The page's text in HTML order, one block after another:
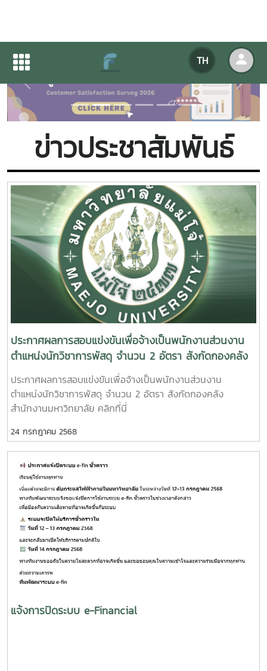
TH
Previous
Next
ข่าวประชาสัมพันธ์
ประกาศผลการสอบแข่งขันเพื่อจ้างเป็นพนักงานส่วนงาน
ตำแหน่งนักวิชาการพัสดุ จำนวน 2 อัตรา สังกัดกองคลัง
สำนักงานมหาวิทยาลัย
ประกาศผลการสอบแข่งขันเพื่อจ้างเป็นพนักงานส่วนงาน
ตำแหน่งนักวิชาการพัสดุ จำนวน 2 อัตรา สังกัดกองคลัง
สำนักงานมหาวิทยาลัย คลิกที่นี่
24 กรกฎาคม 2568
แจ้งการปิดระบบ e-Financial